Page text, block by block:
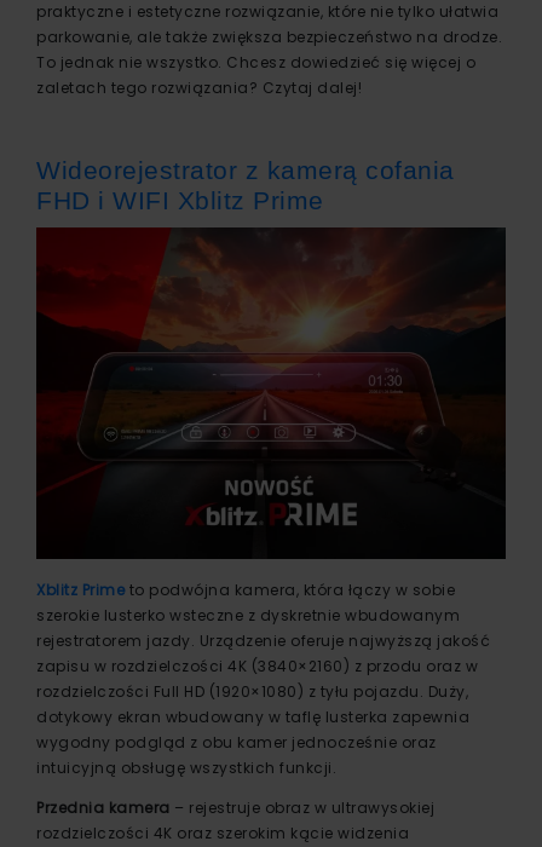
praktyczne i estetyczne rozwiązanie, które nie tylko ułatwia
parkowanie, ale także zwiększa bezpieczeństwo na drodze.
To jednak nie wszystko. Chcesz dowiedzieć się więcej o
zaletach tego rozwiązania? Czytaj dalej!
Wideorejestrator z kamerą cofania
FHD i WIFI Xblitz Prime
Xblitz Primeto podwójna kamera, która łączy w sobie
szerokie lusterko wsteczne z dyskretnie wbudowanym
rejestratorem jazdy. Urządzenie oferuje najwyższą jakość
zapisu w rozdzielczości 4K (3840×2160) z przodu oraz w
rozdzielczości Full HD (1920×1080) z tyłu pojazdu. Duży,
dotykowy ekran wbudowany w taflę lusterka zapewnia
wygodny podgląd z obu kamer jednocześnie oraz
intuicyjną obsługę wszystkich funkcji.
Przednia kamera – rejestruje obraz w ultrawysokiej
rozdzielczości 4K oraz szerokim kącie widzenia